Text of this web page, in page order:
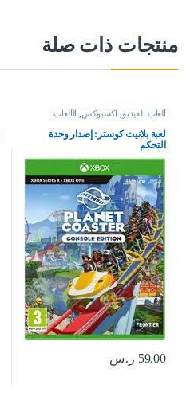
منتجات ذات صلة
ألعاب الفيديو, اكسبوكس, الألعاب
لعبة بلانيت كوستر: إصدار وحدة
التحكم
59.00 ر.س